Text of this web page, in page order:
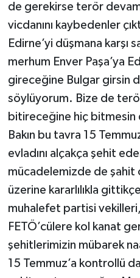
de gerekirse terör
vicdanını kaybedenler
Edirne’yi düşmana karşı
merhum Enver Paşa’ya
gireceğine Bulgar girsin
söylüyorum. Bize de
bitireceğine hiç bitmesin
Bakın bu tavra 15
evladını alçakça şehit
mücadelemizde de şahit
üzerine kararlılıkla
muhalefet partisi
FETÖ’cülere kol kanat
şehitlerimizin mübarek
15 Temmuz’a kontrollü